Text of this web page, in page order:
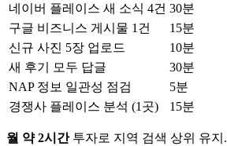
네이버 플레이스 새 소식 4건 30분
구글 비즈니스 게시물 1건
15분
신규 사진 5장 업로드
10분
새 후기 모두 답글
30분
NAP 정보 일관성 점검
5분
경쟁사 플레이스 분석 (1곳)
15분
월 약 2시간투자로 지역 검색 상위 유지.